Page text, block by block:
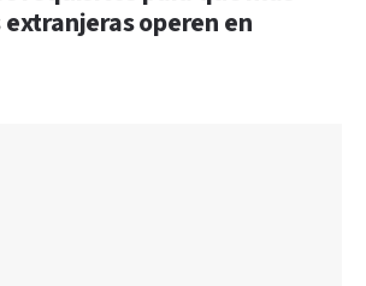
operen en